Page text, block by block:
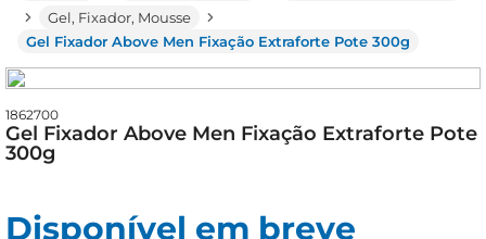
Gel, Fixador, Mousse
Gel Fixador Above Men Fixação Extraforte Pote 300g
1862700
Gel Fixador Above Men Fixação Extraforte Pote
300g
Disponível em breve
leite
queijo
azeite
arroz